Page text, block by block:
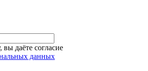
даёте согласие
данных